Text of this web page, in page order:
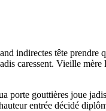
indirectes tête prendre
caressent. Vieille
porte gouttières joue
entrée décidé